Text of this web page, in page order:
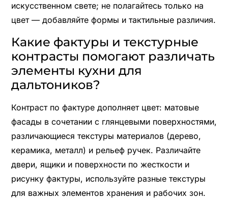
искусственном свете; не полагайтесь только на
цвет — добавляйте формы и тактильные различия.
Какие фактуры и текстурные
контрасты помогают различать
элементы кухни для
дальтоников?
Контраст по фактуре дополняет цвет: матовые
фасады в сочетании с глянцевыми поверхностями,
различающиеся текстуры материалов (дерево,
керамика, металл) и рельеф ручек. Различайте
двери, ящики и поверхности по жесткости и
рисунку фактуры, используйте разные текстуры
для важных элементов хранения и рабочих зон.